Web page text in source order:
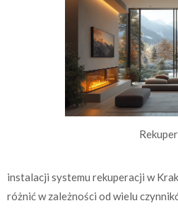
instalacji systemu rekuperacji w
różnić w zależności od wielu